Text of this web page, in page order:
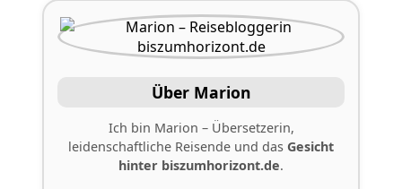
Über Marion
Ich bin Marion – Übersetzerin,
leidenschaftliche Reisende und das Gesicht
hinter biszumhorizont.de.